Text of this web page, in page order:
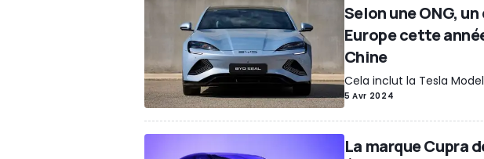
Trafic Formule E Environnement Vélos électriques
Annonces Motor1 Exclusif SUV Miniatures Motor1Days
Selon une ONG,
Europe cette
Chine
Cela inclut la Tesla
5 Avr 2024
La marque Cupra